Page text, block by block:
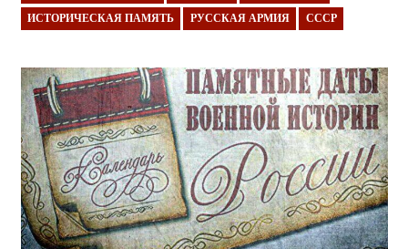
ИСТОРИЧЕСКАЯ ПАМЯТЬ РУССКАЯ АРМИЯ СССР